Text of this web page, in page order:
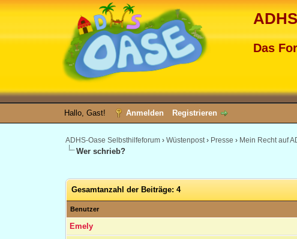
Das
Hallo, Gast! Anmelden Registrieren
ADHS-Oase Selbsthilfeforum ›Wüstenpost› Presse › Mein Recht auf
Wer schrieb?
Gesamtanzahl der Beiträge: 4
Benutzer
Emely